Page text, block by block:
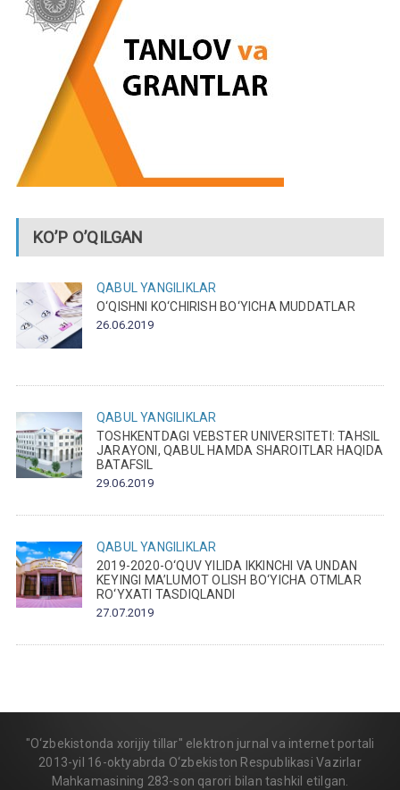
KO’P O’QILGAN
QABUL
YANGILIKLAR
O‘QISHNI KO‘CHIRISH BO‘YICHA MUDDATLAR
26.06.2019
QABUL
YANGILIKLAR
TOSHKENTDAGI VEBSTER UNIVERSITETI: TAHSIL
JARAYONI, QABUL HAMDA SHAROITLAR HAQIDA
BATAFSIL
29.06.2019
QABUL
YANGILIKLAR
2019-2020-O‘QUV YILIDA IKKINCHI VA UNDAN
KEYINGI MA’LUMOT OLISH BO‘YICHA OTMLAR
RO‘YXATI TASDIQLANDI
27.07.2019
"O‘zbekistonda xorijiy tillar" elektron jurnal va internet portali
2013-yil 16-oktyabrda O‘zbekiston Respublikasi Vazirlar
Mahkamasining 283-son qarori bilan tashkil etilgan.